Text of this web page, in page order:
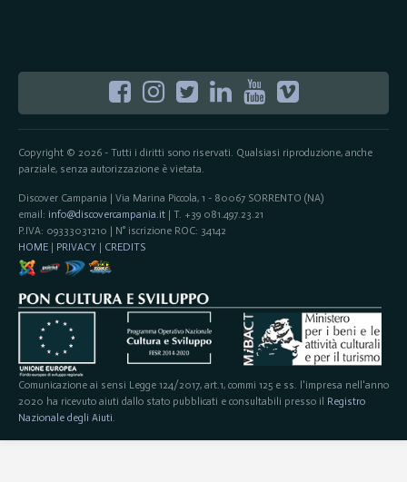
Copyright © 2026 - Tutti i diritti sono riservati. Qualsiasi riproduzione, anche
parziale, senza autorizzazione è vietata.
Discover Campania | Via Marina Piccola, 1 - 80067 SORRENTO (NA)
email: info@discovercampania.it| T. +39 081.497.23.21
P.IVA: 09333031210 | N° iscrizione ROC: 34142
HOME| PRIVACY | CREDITS
Comunicazione ai sensi Legge 124/2017, art.1, commi 125 e ss. l'impresa nell'anno
2020 ha ricevuto aiuti dallo stato pubblicati e consultabili presso il Registro
Nazionale degli Aiuti.